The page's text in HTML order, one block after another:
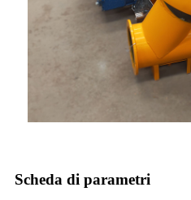
Scheda di parametri